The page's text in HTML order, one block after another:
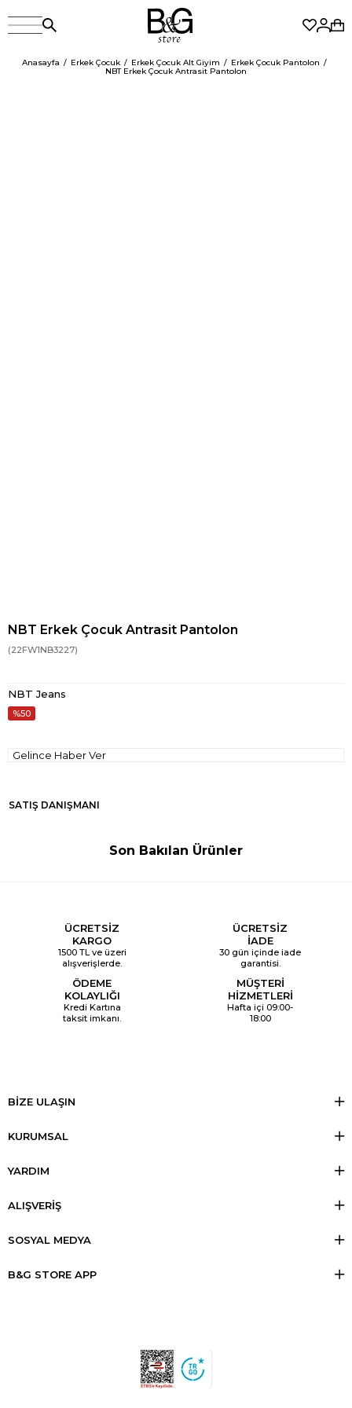
Anasayfa Erkek Çocuk Erkek Çocuk Alt Giyim
Erkek Çocuk Pantolon
NBT Erkek Çocuk Antrasit Pantolon
NBT Erkek Çocuk Antrasit Pantolon
(22FW1NB3227)
NBT Jeans
50
Gelince Haber Ver
SATIŞ DANIŞMANI
Son Bakılan Ürünler
ÜCRETSİZ
KARGO
1500 TL ve üzeri
alışverişlerde.
ÜCRETSİZ
İADE
30 gün içinde iade
garantisi.
ÖDEME
KOLAYLIĞI
Kredi Kartına
taksit imkanı.
MÜŞTERİ
HİZMETLERİ
Hafta içi 09:00-
18:00
BİZE ULAŞIN
KURUMSAL
YARDIM
ALIŞVERİŞ
SOSYAL MEDYA
B&G STORE APP